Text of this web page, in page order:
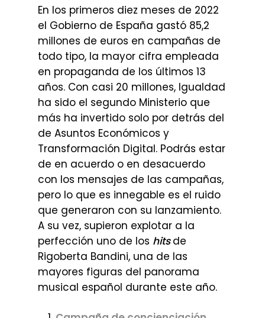
En los primeros diez meses de 2022
el Gobierno de España gastó 85,2
millones de euros en campañas de
todo tipo, la mayor cifra empleada
en propaganda de los últimos 13
años. Con casi 20 millones, Igualdad
ha sido el segundo Ministerio que
más ha invertido solo por detrás del
de Asuntos Económicos y
Transformación Digital. Podrás estar
de en acuerdo o en desacuerdo
con los mensajes de las campañas,
pero lo que es innegable es el ruido
que generaron con su lanzamiento.
A su vez, supieron explotar a la
perfección uno de los hitsde
Rigoberta Bandini, una de las
mayores figuras del panorama
musical español durante este año.